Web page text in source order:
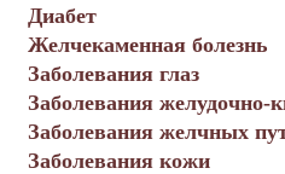
Диабет
Желчекаменная болезнь
Заболевания глаз
Заболевания желудочно-
Заболевания желчных
Заболевания кожи